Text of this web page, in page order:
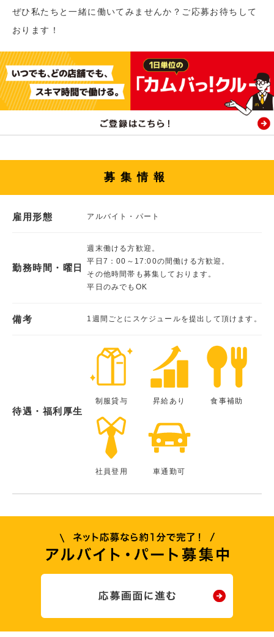
ぜひ私たちと一緒に働いてみませんか？ご応募お待ちして
おります！
募集情報
雇用形態 アルバイト・パート
勤務時間・曜日
週末働ける方歓迎。
平日7：00～17:00の間働ける方歓迎。
その他時間帯も募集しております。
平日のみでもOK
備考 1週間ごとにスケジュールを提出して頂けます。
待遇・福利厚生
制服貸与 昇給あり 食事補助
社員登用 車通勤可